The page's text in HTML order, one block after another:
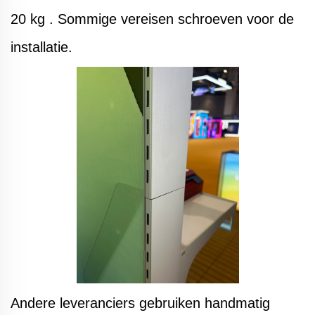
20 kg . Sommige vereisen schroeven voor de
installatie.
Andere leveranciers gebruiken handmatig